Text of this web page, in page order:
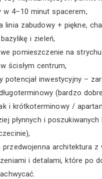
w 4–10 minut spacerem,
linia zabudowy + piękne,
i zieleń,
pomieszczenie na
ścisłym centrum,
potencjał inwestycyjny –
(bardzo
i krótkoterminowy /
płynnych i
przedwojenna architektura z
i detalami, które po